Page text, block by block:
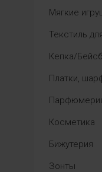
Мягкие
Текстиль
Кепка/
Платки,
Косметика
Бижутерия
Зонты